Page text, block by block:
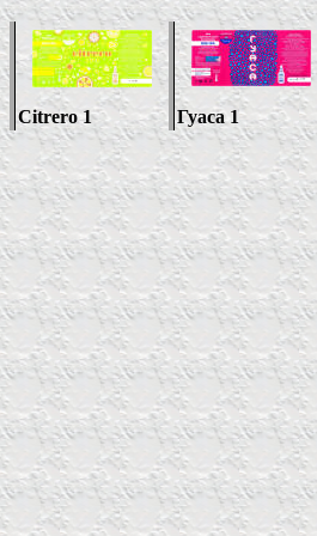
Citrero 1 Гуаса 1